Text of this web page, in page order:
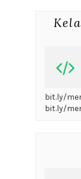
bit.ly/
bit.ly/